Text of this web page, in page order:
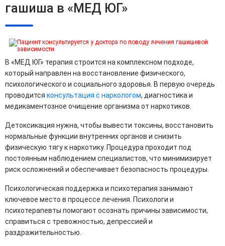
гашиша в «МЕД ЮГ»
В «МЕД ЮГ» терапия строится на комплексном подходе,
который направлен на восстановление физического,
психологического и социального здоровья. В первую очередь
проводится консультация с наркологом, диагностика и
медикаментозное очищение организма от наркотиков.
Детоксикация нужна, чтобы вывести токсины, восстановить
нормальные функции внутренних органов и снизить
физическую тягу к наркотику. Процедура проходит под
постоянным наблюдением специалистов, что минимизирует
риск осложнений и обеспечивает безопасность процедуры.
Психологическая поддержка и психотерапия занимают
ключевое место в процессе лечения. Психологи и
психотерапевты помогают осознать причины зависимости,
справиться с тревожностью, депрессией и
раздражительностью.